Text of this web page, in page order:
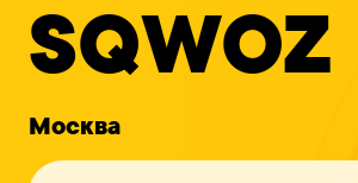
SQWOZ
Москва